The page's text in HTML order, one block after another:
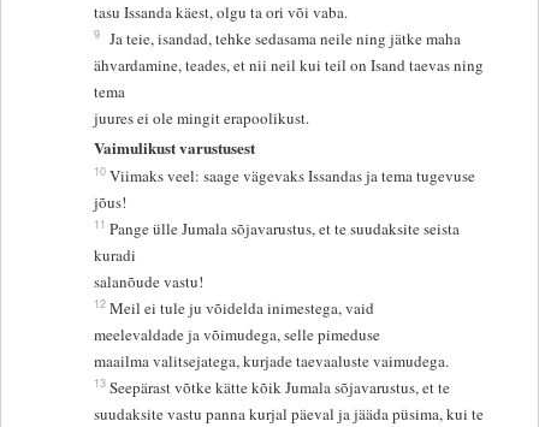
tasu Issanda käest, olgu ta ori või vaba.
9 Ja teie, isandad, tehke sedasama neile ning jätke maha
ähvardamine, teades, et nii neil kui teil on Isand taevas ning
tema
juures ei ole mingit erapoolikust.
Vaimulikust varustusest
10 Viimaks veel: saage vägevaks Issandas ja tema tugevuse
jõus!
11 Pange ülle Jumala sõjavarustus, et te suudaksite seista
kuradi
salanõude vastu!
12 Meil ei tule ju võidelda inimestega, vaid
meelevaldade ja võimudega, selle pimeduse
maailma valitsejatega, kurjade taevaaluste vaimudega.
13 Seepärast võtke kätte kõik Jumala sõjavarustus, et te
suudaksite vastu panna kurjal päeval ja jääda püsima, kui te